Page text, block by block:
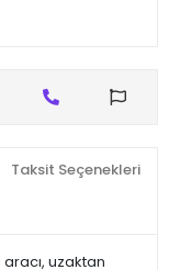
Taksit Seçenekleri
uzaktan